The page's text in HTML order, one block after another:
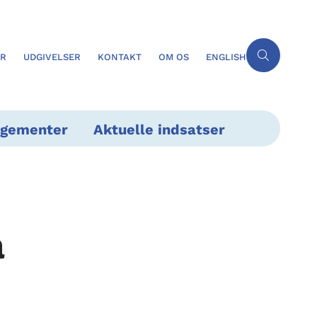
UDGIVELSER KONTAKT OM OS ENGLISH
Aktuelle indsatser